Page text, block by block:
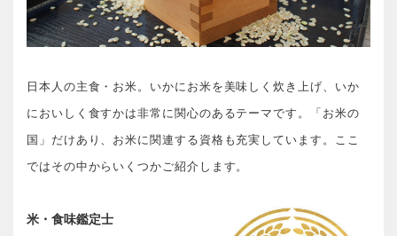
日本人の主食・お米。いかにお米を美味しく炊き上げ、いか
においしく食すかは非常に関心のあるテーマです。「お米の
国」だけあり、お米に関連する資格も充実しています。ここ
ではその中からいくつかご紹介します。
米・食味鑑定士